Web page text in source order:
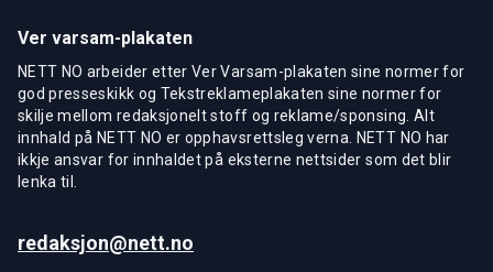
Ver varsam-plakaten
NETT NO arbeider etter Ver Varsam-plakaten sine normer for
god presseskikk og Tekstreklameplakaten sine normer for
skilje mellom redaksjonelt stoff og reklame/sponsing. Alt
innhald på NETT NO er opphavsrettsleg verna. NETT NO har
ikkje ansvar for innhaldet på eksterne nettsider som det blir
lenka til.
redaksjon@nett.no